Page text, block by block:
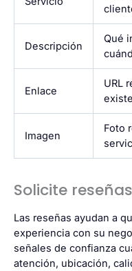
Descripción
Qué
Enlace
URL
Imagen
Foto
Solicite
Las reseñas ayudan a
experiencia con su
señales de confianza
atención, ubicación,